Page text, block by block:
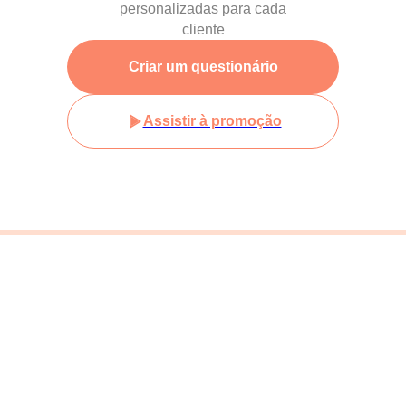
personalizadas para cada
cliente
Criar um questionário
Assistir à promoção